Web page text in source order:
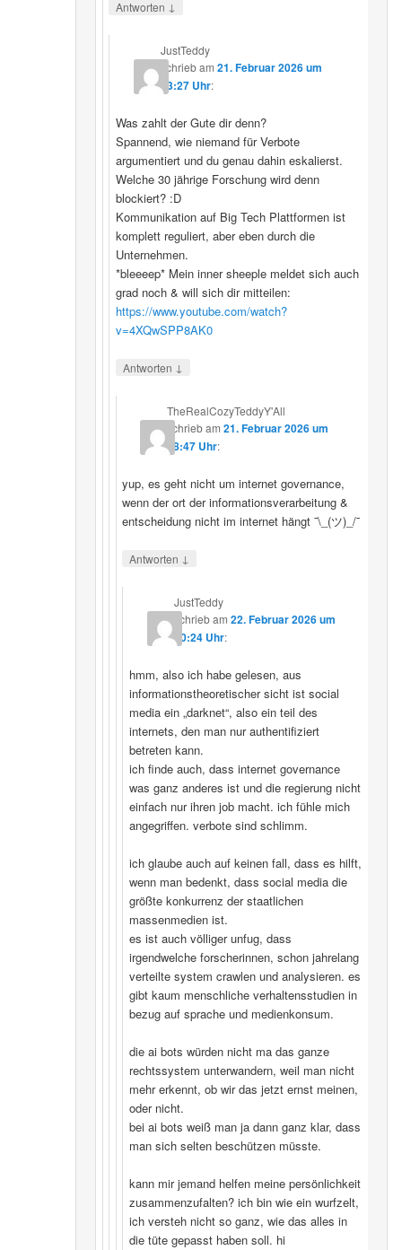
Antworten ↓
JustTeddy
schriebam 21. Februar 2026 um
13:27 Uhr:
Was zahlt der Gute dir denn?
Spannend, wie niemand für Verbote
argumentiert und du genau dahin eskalierst.
Welche 30 jährige Forschung wird denn
blockiert? :D
Kommunikation auf Big Tech Plattformen ist
komplett reguliert, aber eben durch die
Unternehmen.
*bleeeep* Mein inner sheeple meldet sich auch
grad noch & will sich dir mitteilen:
https://www.youtube.com/watch?
v=4XQwSPP8AK0
Antworten ↓
TheRealCozyTeddyY'All
schriebam21. Februar 2026 um
18:47 Uhr:
yup, es geht nicht um internet governance,
wenn der ort der informationsverarbeitung &
entscheidung nicht im internet hängt ¯\_(ツ)_/¯
Antworten ↓
JustTeddy
schriebam 22. Februar 2026 um
20:24 Uhr:
hmm, also ich habe gelesen, aus
informationstheoretischer sicht ist social
media ein „darknet“, also ein teil des
internets, den man nur authentifiziert
betreten kann.
ich finde auch, dass internet governance
was ganz anderes ist und die regierung nicht
einfach nur ihren job macht. ich fühle mich
angegriffen. verbote sind schlimm.
ich glaube auch auf keinen fall, dass es hilft,
wenn man bedenkt, dass social media die
größte konkurrenz der staatlichen
massenmedien ist.
es ist auch völliger unfug, dass
irgendwelche forscherinnen, schon jahrelang
verteilte system crawlen und analysieren. es
gibt kaum menschliche verhaltensstudien in
bezug auf sprache und medienkonsum.
die ai bots würden nicht ma das ganze
rechtssystem unterwandern, weil man nicht
mehr erkennt, ob wir das jetzt ernst meinen,
oder nicht.
bei ai bots weiß man ja dann ganz klar, dass
man sich selten beschützen müsste.
kann mir jemand helfen meine persönlichkeit
zusammenzufalten? ich bin wie ein wurfzelt,
ich versteh nicht so ganz, wie das alles in
die tüte gepasst haben soll. hi